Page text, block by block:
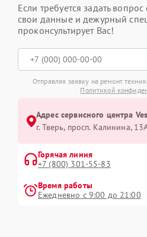
Если требуется задать вопрос
свои данные и дежурный
проконсультирует Вас!
Отправляя заявку на ремонт
Политикой
Адрес сервисного центра
г. Тверь, просп. Калинина,
Горячая линия
+7 (800) 301-55-83
Время работы
Ежедневно с 9:00 до 21:00